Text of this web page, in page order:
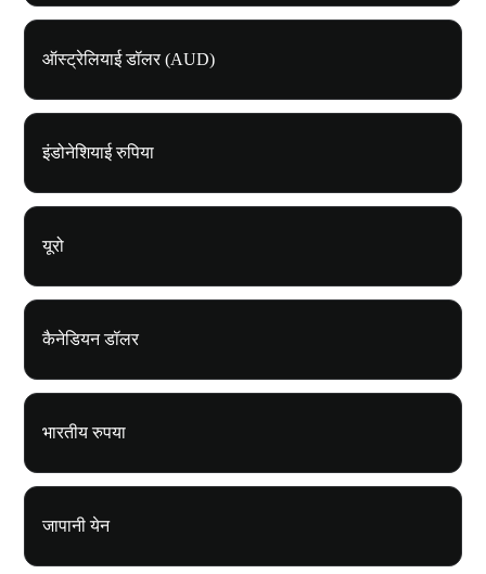
ऑस्ट्रेलियाई डॉलर (AUD)
इंडोनेशियाई रुपिया
यूरो
कैनेडियन डॉलर
भारतीय रुपया
जापानी येन